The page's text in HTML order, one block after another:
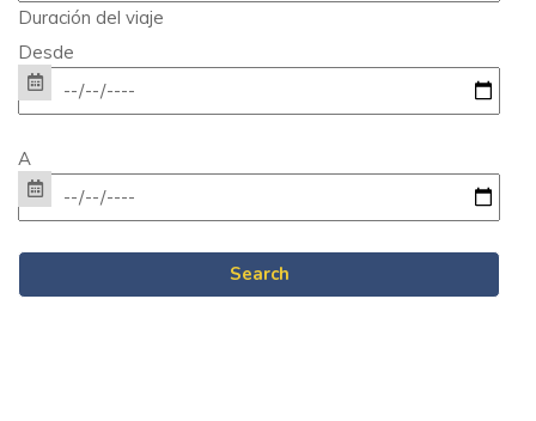
Duración del viaje
Desde
A